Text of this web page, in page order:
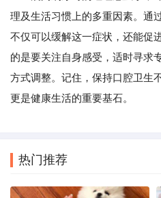
理及生活习惯上的多重因素。通
不仅可以缓解这一症状，还能促
的是要关注自身感受，适时寻求
方式调整。记住，保持口腔卫生
更是健康生活的重要基石。
热门推荐